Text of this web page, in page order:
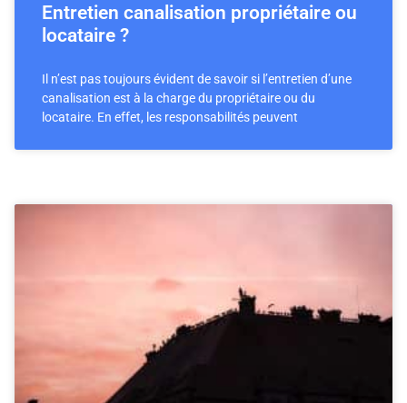
Entretien canalisation propriétaire ou
locataire ?
Il n’est pas toujours évident de savoir si l’entretien d’une
canalisation est à la charge du propriétaire ou du
locataire. En effet, les responsabilités peuvent